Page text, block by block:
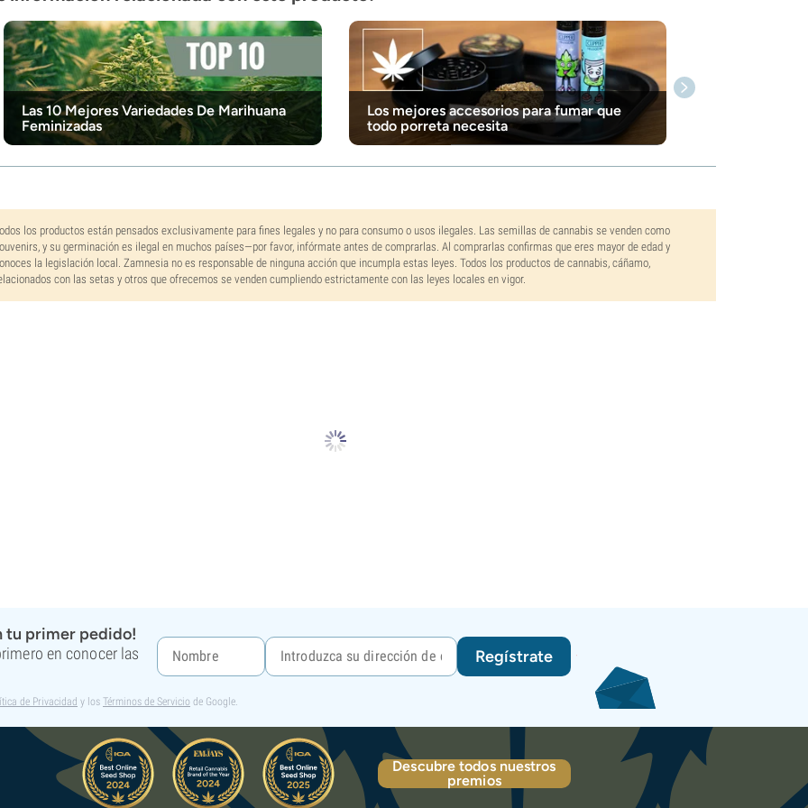
Las 10 Mejores Variedades De Marihuana
Feminizadas
Los mejores accesorios para fumar que
todo porreta necesita
los productos están pensados exclusivamente para fines legales y no para consumo o usos ilegales. Las semillas de cannabis se venden como
y su germinación es ilegal en muchos países—por favor, infórmate antes de comprarlas. Al comprarlas confirmas que eres mayor de edad y
la legislación local. Zamnesia no es responsable de ninguna acción que incumpla estas leyes. Todos los productos de cannabis, cáñamo,
con las setas y otros que ofrecemos se venden cumpliendo estrictamente con las leyes locales en vigor.
tu primer pedido!
en conocer las
Regístrate
de Privacidad y los Términos de Servicio de Google.
Descubre todos nuestros
premios